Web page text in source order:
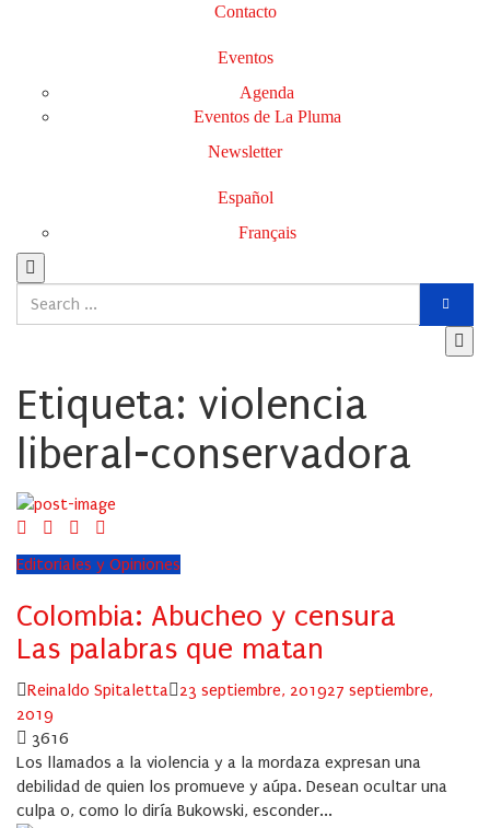
Contacto
Eventos
Agenda
Eventos de La Pluma
Newsletter
Español
Français
Etiqueta: violencia
liberal-conservadora
Editoriales y Opiniones
Colombia: Abucheo y censura
Las palabras que matan
Author
Reinaldo Spitaletta
Posted
23 septiembre, 201927 septiembre,
2019
3616
Los llamados a la violencia y a la mordaza expresan una
debilidad de quien los promueve y aúpa. Desean ocultar una
culpa o, como lo diría Bukowski, esconder...